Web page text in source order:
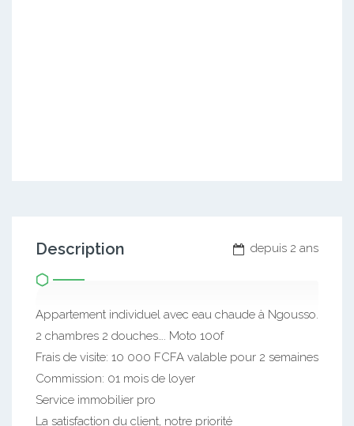
depuis 2 ans
Description
Appartement individuel avec eau chaude à Ngousso.
2 chambres 2 douches…. Moto 100f
Frais de visite: 10 000 FCFA valable pour 2 semaines
Commission: 01 mois de loyer
Service immobilier pro
La satisfaction du client, notre priorité